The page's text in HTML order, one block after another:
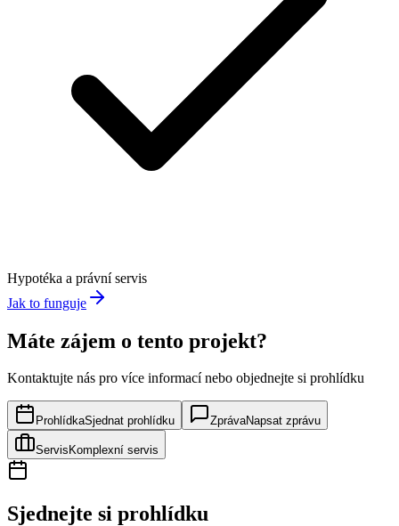
Hypotéka a právní servis
Jak to funguje
Máte zájem o tento projekt?
Kontaktujte nás pro více informací nebo objednejte si prohlídku
ProhlídkaSjednat prohlídku ZprávaNapsat zprávu
Servis Komplexní servis
Sjednejte si prohlídku